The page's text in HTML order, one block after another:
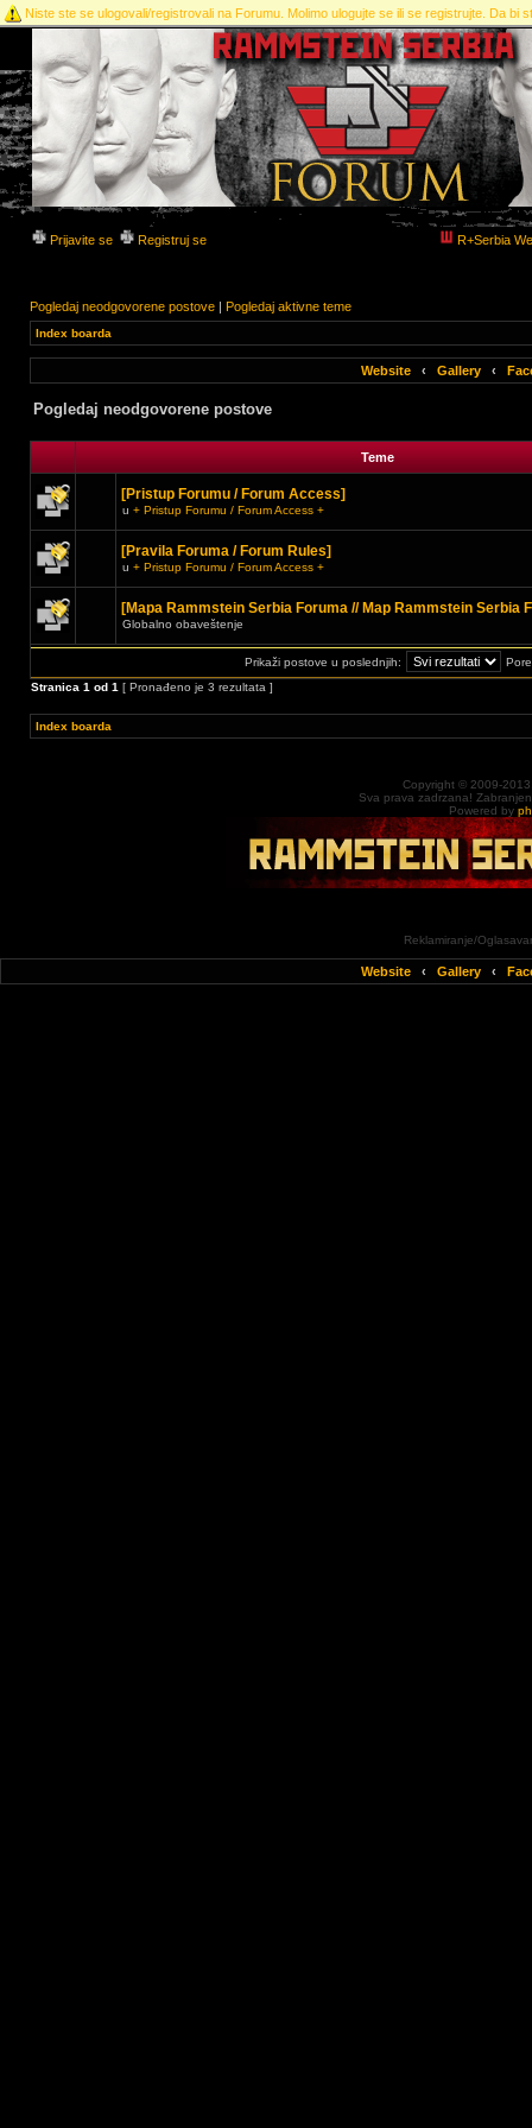
Niste ste se ulogovali/registrovali na Forumu. Molimo ulogujte se ili se registrujte. Da bi
Prijavite se Registruj se R+Serbia
Pogledaj neodgovorene postove | Pogledaj aktivne teme
Index boarda
Website ‹ Gallery ‹
Pogledaj neodgovorene postove
Teme
[Pristup Forumu / Forum Access]
u + Pristup Forumu / Forum Access +
[Pravila Foruma / Forum Rules]
u + Pristup Forumu / Forum Access +
[Mapa Rammstein Serbia Foruma // Map Rammstein Serbia
Globalno obaveštenje
Prikaži postove u poslednjih:
Stranica 1 od 1 [ Pronađeno je 3 rezultata ]
Index boarda
Copyright © 2009-
Sva prava zadrzana!
Powered by
Reklamiranje/
Website ‹ Gallery ‹